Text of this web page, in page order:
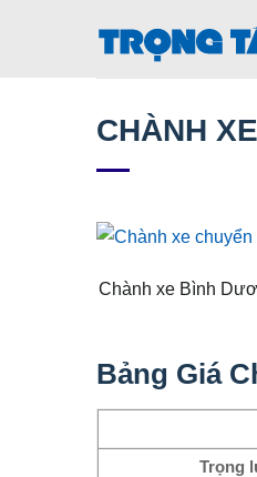
CHÀNH
Chành xe Bình
Bảng Giá
Trọng